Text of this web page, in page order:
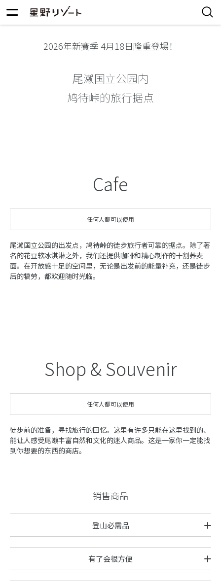
2026年新賽季 4月18日隆重登場！
尾濑国立公园内
鸠待峠的旅行据点
Cafe
任何人都可以使用
尾濑国立公园的出发点，鸠待峠的徒步旅行者可靠的据点。除了著
名的花豆软冰淇淋之外，我们还提供咖啡和精心制作的十割荞麦
面。在开放感十足的空间里，无论是出发前的能量补充，还是徒步
后的犒劳，都欢迎随时光临。
Shop & Souvenir
任何人都可以使用
徒步前的准备，寻找旅行的回忆。这里有许多只能在这里找到的、
能让人感受尾濑丰富自然和文化的迷人商品。这是一家你一定能找
到你想要的东西的商店。
销售商品
登山必需品
有了会很方便